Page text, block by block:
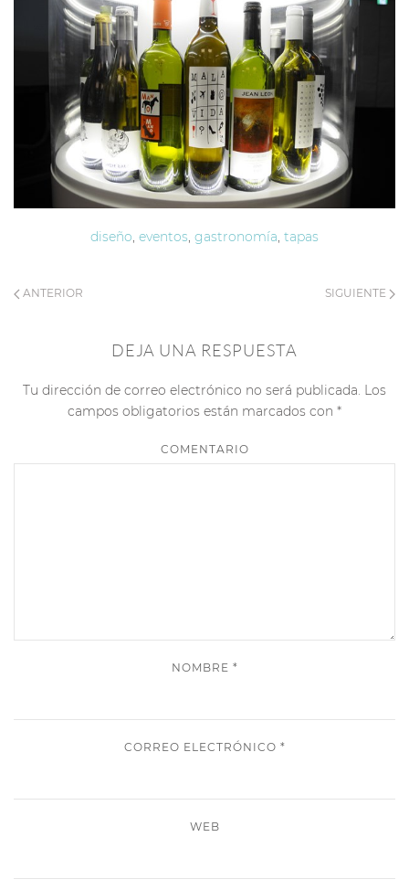
diseño, eventos, gastronomía, tapas
ANTERIOR SIGUIENTE
DEJA UNA RESPUESTA
Tu dirección de correo electrónico no será publicada. Los
campos obligatorios están marcados con *
COMENTARIO
NOMBRE *
CORREO ELECTRÓNICO *
WEB